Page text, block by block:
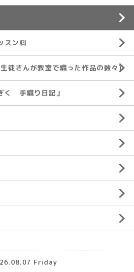
スン料
徒さんが教室で織った作品の数々)
く 手織り日記」
Friday